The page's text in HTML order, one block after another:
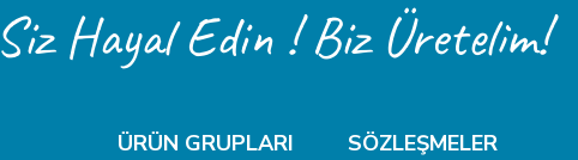
Siz Hayal Edin ! Biz Üretelim!
ÜRÜN GRUPLARI SÖZLEŞMELER